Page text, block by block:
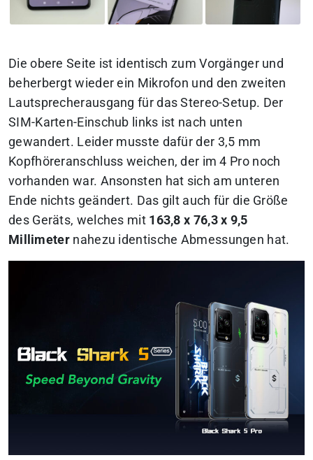
Die obere Seite ist identisch zum Vorgänger und
beherbergt wieder ein Mikrofon und den zweiten
Lautsprecherausgang für das Stereo-Setup. Der
SIM-Karten-Einschub links ist nach unten
gewandert. Leider musste dafür der 3,5 mm
Kopfhöreranschluss weichen, der im 4 Pro noch
vorhanden war. Ansonsten hat sich am unteren
Ende nichts geändert. Das gilt auch für die Größe
des Geräts, welches mit 163,8 x 76,3 x 9,5
Millimeter nahezu identische Abmessungen hat.